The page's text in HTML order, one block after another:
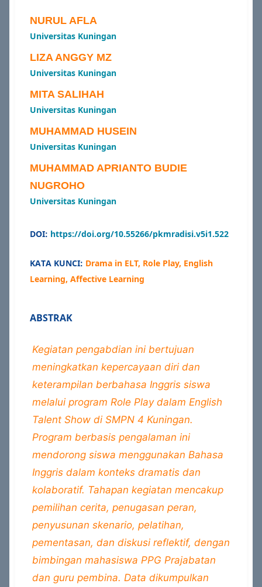
NURUL AFLA
Universitas Kuningan
LIZA ANGGY MZ
Universitas Kuningan
MITA SALIHAH
Universitas Kuningan
MUHAMMAD HUSEIN
Universitas Kuningan
MUHAMMAD APRIANTO BUDIE
NUGROHO
Universitas Kuningan
DOI: https://doi.org/10.55266/pkmradisi.v5i1.522
KATA KUNCI: Drama in ELT, Role Play, English
Learning, Affective Learning
ABSTRAK
Kegiatan pengabdian ini bertujuan
meningkatkan kepercayaan diri dan
keterampilan berbahasa Inggris siswa
melalui program Role Play dalam English
Talent Show di SMPN 4 Kuningan.
Program berbasis pengalaman ini
mendorong siswa menggunakan Bahasa
Inggris dalam konteks dramatis dan
kolaboratif. Tahapan kegiatan mencakup
pemilihan cerita, penugasan peran,
penyusunan skenario, pelatihan,
pementasan, dan diskusi reflektif, dengan
bimbingan mahasiswa PPG Prajabatan
dan guru pembina. Data dikumpulkan